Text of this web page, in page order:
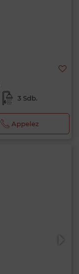
3 Sdb.
Appelez